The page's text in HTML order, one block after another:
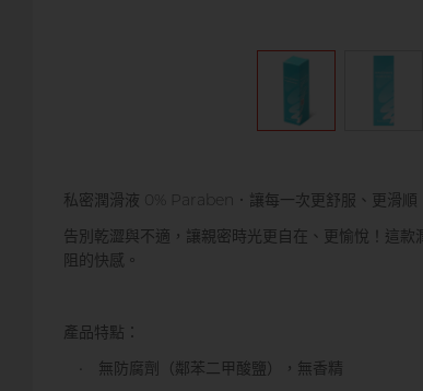
私密潤滑液 0% Paraben．讓每一次更舒服、更滑順
告別乾澀與不適，讓親密時光更自在、更愉悅！這
阻的快感。
產品特點：
• 無防腐劑（鄰苯二甲酸鹽），無香精